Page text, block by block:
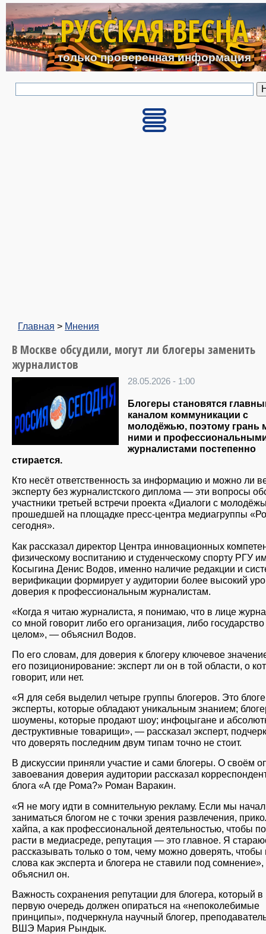
Перейти к основному
РУССКАЯ ВЕСНА
только проверенная информация
Главная > Мнения
В Москве обсудили, могут ли блогеры заменить
журналистов
28.05.2026 - 1:00
Блогеры становятся
каналом коммуникации с
молодёжью, поэтому грань
ними и
журналистами постепенно
стирается.
Кто несёт ответственность за информацию и можно ли
эксперту без журналистского диплома — эти вопросы
участники третьей встречи проекта «Диалоги с
прошедшей на площадке пресс-центра медиагруппы
сегодня».
Как рассказал директор Центра инновационных
физическому воспитанию и студенческому спорту РГУ
Косыгина Денис Водов, именно наличие редакции и
верификации формирует у аудитории более высокий
доверия к профессиональным журналистам.
«Когда я читаю журналиста, я понимаю, что в лице
со мной говорит либо его организация, либо
целом», — объяснил Водов.
По его словам, для доверия к блогеру ключевое
его позиционирование: эксперт ли он в той области, о
говорит, или нет.
«Я для себя выделил четыре группы блогеров. Это
эксперты, которые обладают уникальным знанием;
шоумены, которые продают шоу; инфоцыгане и
деструктивные товарищи», — рассказал эксперт,
что доверять последним двум типам точно не стоит.
В дискуссии приняли участие и сами блогеры. О своём
завоевания доверия аудитории рассказал
блога «А где Рома?» Роман Варакин.
«Я не могу идти в сомнительную рекламу. Если мы
заниматься блогом не с точки зрения развлечения,
хайпа, а как профессиональной деятельностью, чтобы
расти в медиасреде, репутация — это главное. Я
рассказывать только о том, чему можно доверять, чтобы
слова как эксперта и блогера не ставили под
объяснил он.
Важность сохранения репутации для блогера, который в
первую очередь должен опираться на «непоколебимые
принципы», подчеркнула научный блогер,
ВШЭ Мария Рындык.